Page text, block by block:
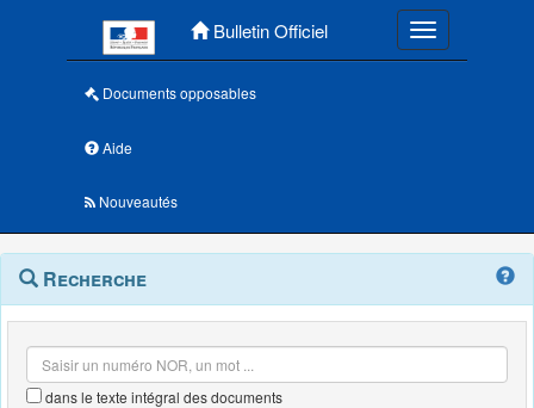
Bulletin Officiel Toggle
Documents opposables
Aide
Nouveautés
Navigation
outils
Menu
contextuel
Recherche
dans le texte intégral des documents